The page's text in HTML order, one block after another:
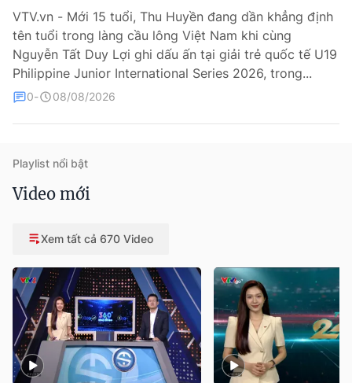
® Cấm sao chép dưới mọi hình thức nếu không có sự chấp
thuận bằng văn bản. Ghi rõ nguồn VTV.vn khi phát hành lại
thông tin từ website này.
VTV.vn - Mới 15 tuổi, Thu Huyền đang dần khẳng định
tên tuổi trong làng cầu lông Việt Nam khi cùng
Nguyễn Tất Duy Lợi ghi dấu ấn tại giải trẻ quốc tế U19
Philippine Junior International Series 2026, trong...
0 08/08/2026
Playlist nổi bật
Video mới
Xem tất cả 670 Video